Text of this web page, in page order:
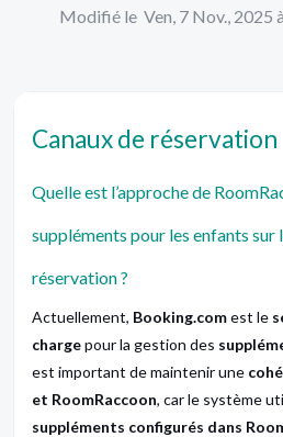
Modifié le Ven, 7 Nov., 2025
Canaux de réservation
Quelle est l’approche de
suppléments pour les enfants sur
réservation ?
Actuellement, Booking.comest le
chargepour la gestion des
est important de maintenir une
et RoomRaccoon, car le système
suppléments configurés dans